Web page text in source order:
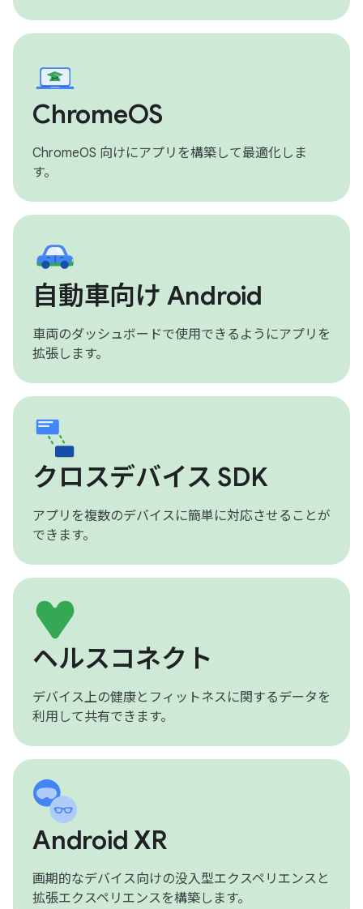
ChromeOS
ChromeOS 向けにアプリを構築して最適化しま
す。
自動車向け Android
車両のダッシュボードで使用できるようにアプリを
拡張します。
クロスデバイス SDK
アプリを複数のデバイスに簡単に対応させることが
できます。
ヘルスコネクト
デバイス上の健康とフィットネスに関するデータを
利用して共有できます。
Android XR
画期的なデバイス向けの没入型エクスペリエンスと
拡張エクスペリエンスを構築します。